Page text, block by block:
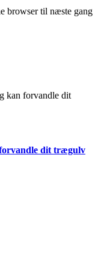
browser til næste gang
dit trægulv